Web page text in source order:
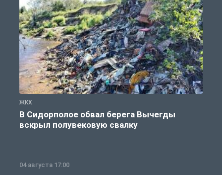
ЖКХ
В Сидорполое обвал берега Вычегды
вскрыл полувековую свалку
04 августа 17:00